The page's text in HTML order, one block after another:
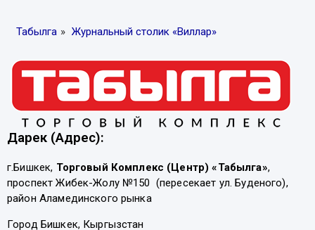
Табылга » Журнальный столик «Виллар»
Дарек (Адрес):
г.Бишкек, Торговый Комплекс (Центр) «Табылга»,
проспект Жибек-Жолу №150 (пересекает ул. Буденого),
район Аламединского рынка
Город Бишкек, Кыргызстан